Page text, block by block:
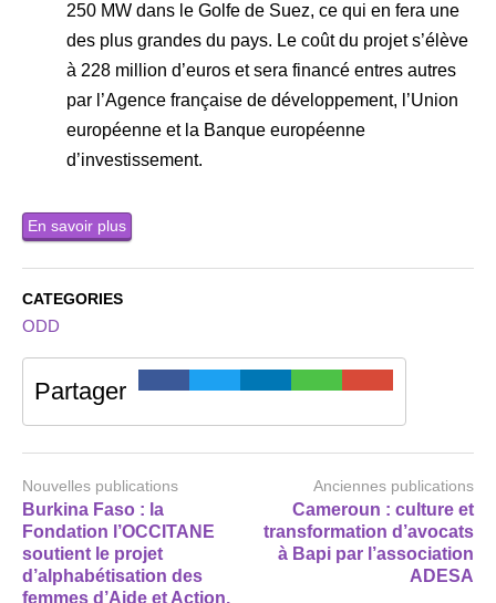
250 MW dans le Golfe de Suez, ce qui en fera une
des plus grandes du pays. Le coût du projet s’élève
à 228 million d’euros et sera financé entres autres
par l’Agence française de développement, l’Union
européenne et la Banque européenne
d’investissement.
En savoir plus
CATEGORIES
ODD
Partager
Nouvelles publications
Burkina Faso : la
Fondation l’OCCITANE
soutient le projet
d’alphabétisation des
femmes d’Aide et Action.
Anciennes publications
Cameroun : culture et
transformation d’avocats
à Bapi par l’association
ADESA